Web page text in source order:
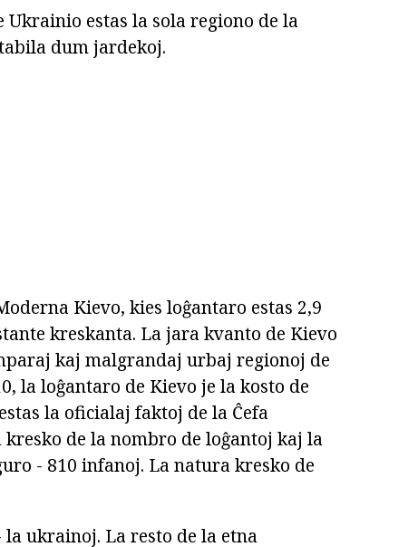
estas la sola regiono de la
dum jardekoj.
Kievo, kies loĝantaro estas 2,9
kreskanta. La jara kvanto de Kievo
kaj malgrandaj urbaj regionoj de
la loĝantaro de Kievo je la kosto de
la oficialaj faktoj de la Ĉefa
de la nombro de loĝantoj kaj la
- 810 infanoj. La natura kresko de
ukrainoj. La resto de la etna